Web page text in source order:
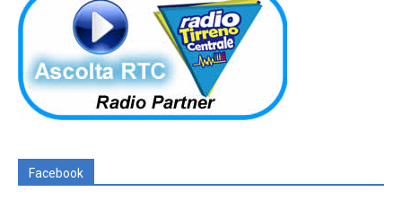
Facebook